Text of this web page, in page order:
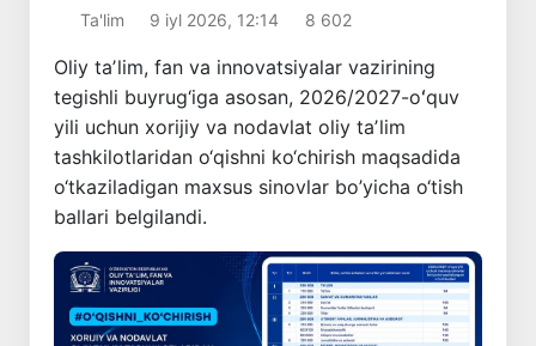
Ta'lim 9 iyl 2026, 12:14 8 602
Oliy taʼlim, fan va innovatsiyalar vazirining
tegishli buyrug‘iga asosan, 2026/2027-oʻquv
yili uchun xorijiy va nodavlat oliy taʼlim
tashkilotlaridan o‘qishni ko‘chirish maqsadida
o‘tkaziladigan maxsus sinovlar bo’yicha o‘tish
ballari belgilandi.